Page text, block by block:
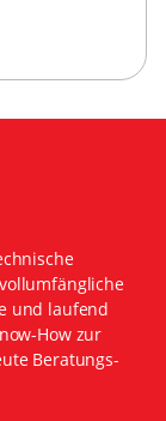
und laufend
How zur
Beratungs-